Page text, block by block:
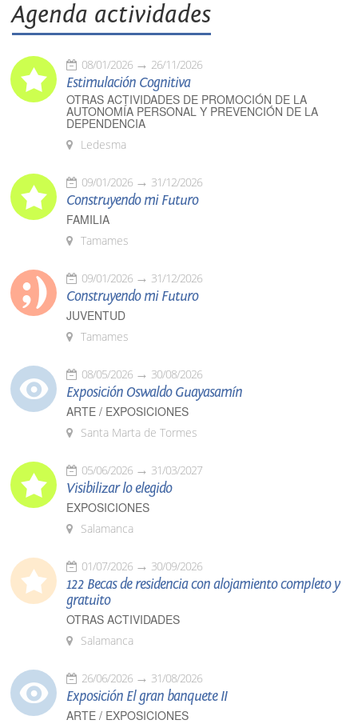
Agenda actividades
08/01/2026 26/11/2026
Estimulación Cognitiva
OTRAS ACTIVIDADES DE PROMOCIÓN DE LA
AUTONOMÍA PERSONAL Y PREVENCIÓN DE LA
DEPENDENCIA
Ledesma
09/01/2026 31/12/2026
Construyendo mi Futuro
FAMILIA
Tamames
09/01/2026 31/12/2026
Construyendo mi Futuro
JUVENTUD
Tamames
08/05/2026 30/08/2026
Exposición Oswaldo Guayasamín
ARTE / EXPOSICIONES
Santa Marta de Tormes
05/06/2026 31/03/2027
Visibilizar lo elegido
EXPOSICIONES
Salamanca
01/07/2026 30/09/2026
122 Becas de residencia con alojamiento completo y
gratuito
OTRAS ACTIVIDADES
Salamanca
26/06/2026 31/08/2026
Exposición El gran banquete II
ARTE / EXPOSICIONES